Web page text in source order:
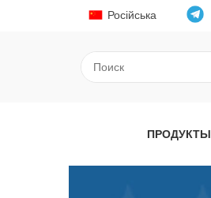
Російська
ПРОДУКТЫ